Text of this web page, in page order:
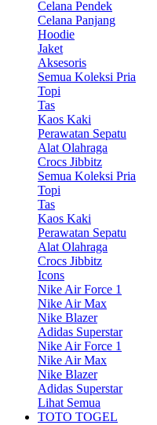
Celana Pendek
Celana Panjang
Hoodie
Jaket
Aksesoris
Semua Koleksi Pria
Topi
Tas
Kaos Kaki
Perawatan Sepatu
Alat Olahraga
Crocs Jibbitz
Semua Koleksi Pria
Topi
Tas
Kaos Kaki
Perawatan Sepatu
Alat Olahraga
Crocs Jibbitz
Icons
Nike Air Force 1
Nike Air Max
Nike Blazer
Adidas Superstar
Nike Air Force 1
Nike Air Max
Nike Blazer
Adidas Superstar
Lihat Semua
TOTO TOGEL